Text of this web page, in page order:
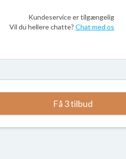
Kundeservice er tilgængelig
Vil du hellere chatte? Chat med os
Få 3 tilbud